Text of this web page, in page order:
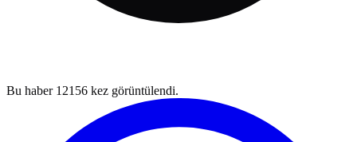
Bu haber 12156 kez görüntülendi.